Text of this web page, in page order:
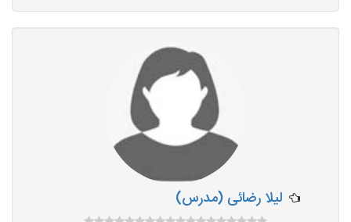
لیلا رضائی (مدرس)